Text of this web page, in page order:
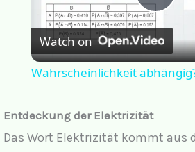
P
l
y
Watch on
Wahrscheinlichkeit
Entdeckung der Elektrizität
Das Wort Elektrizität kommt aus